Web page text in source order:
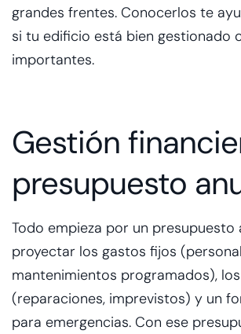
grandes frentes. Conocerlos te
si tu edificio está bien gestionado
importantes.
Gestión
presupuesto
Todo empieza por un presupuesto
proyectar los gastos fijos
mantenimientos programados),
(reparaciones, imprevistos) y un
para emergencias. Con ese